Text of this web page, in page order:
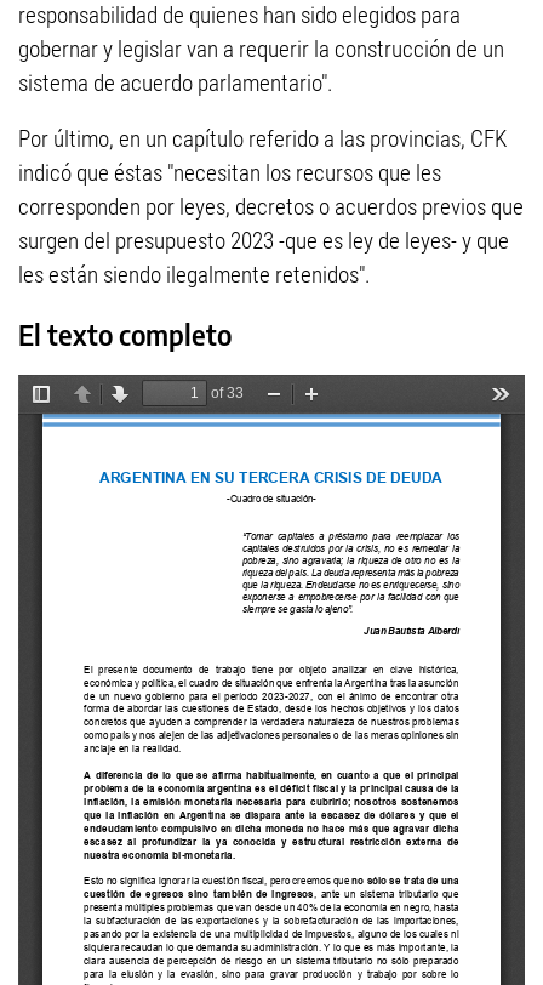
responsabilidad de quienes han sido elegidos para
gobernar y legislar van a requerir la construcción de un
sistema de acuerdo parlamentario".
Por último, en un capítulo referido a las provincias, CFK
indicó que éstas "necesitan los recursos que les
corresponden por leyes, decretos o acuerdos previos que
surgen del presupuesto 2023 -que es ley de leyes- y que
les están siendo ilegalmente retenidos".
El texto completo